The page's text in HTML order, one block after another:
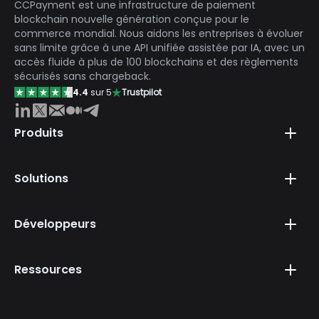
CCPayment est une infrastructure de paiement
blockchain nouvelle génération conçue pour le
commerce mondial. Nous aidons les entreprises à évoluer
sans limite grâce à une API unifiée assistée par IA, avec un
accès fluide à plus de 100 blockchains et des règlements
sécurisés sans chargeback.
4.4 sur 5 Trustpilot
Produits
Solutions
Développeurs
Ressources